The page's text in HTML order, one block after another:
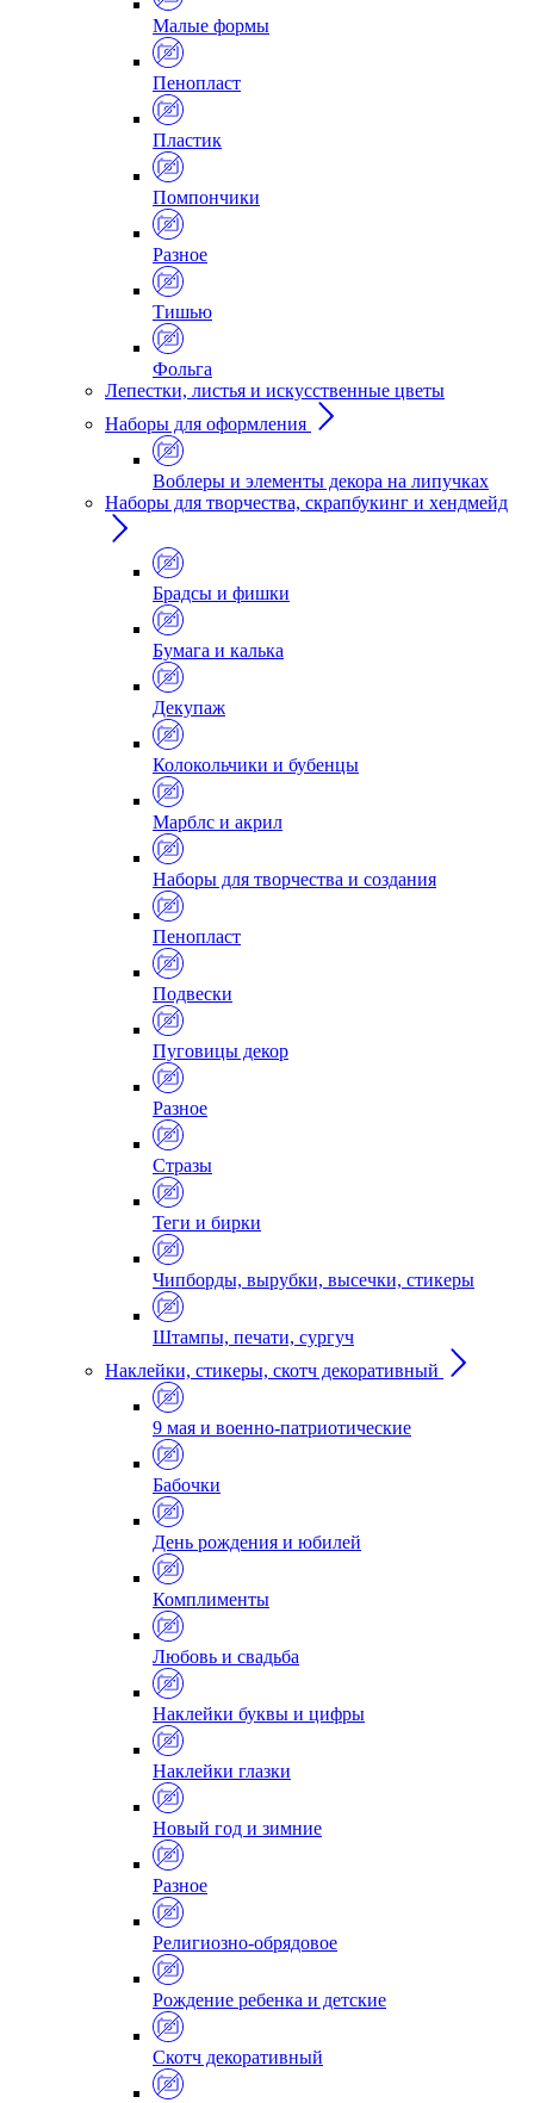
Малые формы
Пенопласт
Пластик
Помпончики
Разное
Тишью
Фольга
Лепестки, листья и искусственные цветы
Наборы для оформления
Воблеры и элементы декора на липучках
Наборы для творчества, скрапбукинг и хендмейд
Брадсы и фишки
Бумага и калька
Декупаж
Колокольчики и бубенцы
Марблс и акрил
Наборы для творчества и создания
Пенопласт
Подвески
Пуговицы декор
Разное
Стразы
Теги и бирки
Чипборды, вырубки, высечки, стикеры
Штампы, печати, сургуч
Наклейки, стикеры, скотч декоративный
9 мая и военно-патриотические
Бабочки
День рождения и юбилей
Комплименты
Любовь и свадьба
Наклейки буквы и цифры
Наклейки глазки
Новый год и зимние
Разное
Религиозно-обрядовое
Рождение ребенка и детские
Скотч декоративный